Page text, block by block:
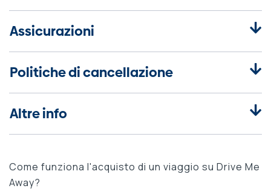
Assicurazioni
Politiche di cancellazione
Altre info
Come funziona l'acquisto di un viaggio su Drive Me
Away?